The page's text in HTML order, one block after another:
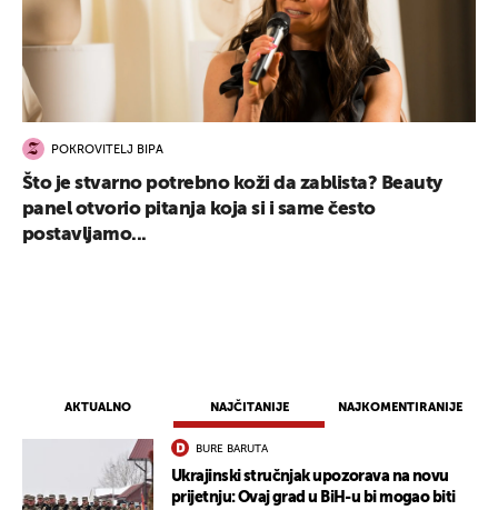
AKTUALNO NAJČITANIJE NAJKOMENTIRANIJE
BURE BARUTA
Ukrajinski stručnjak upozorava na novu
prijetnju: Ovaj grad u BiH-u bi mogao biti
POKROVITELJ BIPA
Što je stvarno potrebno koži da zablista? Beauty
panel otvorio pitanja koja si i same često
postavljamo...